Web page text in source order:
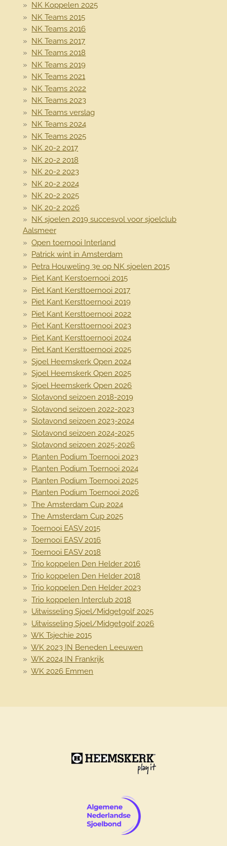
NK Koppelen 2025
NK Teams 2015
NK Teams 2016
NK Teams 2017
NK Teams 2018
NK Teams 2019
NK Teams 2021
NK Teams 2022
NK Teams 2023
NK Teams verslag
NK Teams 2024
NK Teams 2025
NK 20-2 2017
NK 20-2 2018
NK 20-2 2023
NK 20-2 2024
NK 20-2 2025
NK 20-2 2026
NK sjoelen 2019 succesvol voor sjoelclub
Aalsmeer
Open toernooi Interland
Patrick wint in Amsterdam
Petra Houweling 3e op NK sjoelen 2015
Piet Kant Kerstoernooi 2015
Piet Kant Kersttoernooi 2017
Piet Kant Kersttoernooi 2019
Piet Kant Kersttoernooi 2022
Piet Kant Kersttoernooi 2023
Piet Kant Kersttoernooi 2024
Piet Kant Kersttoernooi 2025
Sjoel Heemskerk Open 2024
Sjoel Heemskerk Open 2025
Sjoel Heemskerk Open 2026
Slotavond seizoen 2018-2019
Slotavond seizoen 2022-2023
Slotavond seizoen 2023-2024
Slotavond seizoen 2024-2025
Slotavond seizoen 2025-2026
Planten Podium Toernooi 2023
Planten Podium Toernooi 2024
Planten Podium Toernooi 2025
Planten Podium Toernooi 2026
The Amsterdam Cup 2024
The Amsterdam Cup 2025
Toernooi EASV 2015
Toernooi EASV 2016
Toernooi EASV 2018
Trio koppelen Den Helder 2016
Trio koppelen Den Helder 2018
Trio koppelen Den Helder 2023
Trio koppelen Interclub 2018
Uitwisseling Sjoel/Midgetgolf 2025
Uitwisseling Sjoel/Midgetgolf 2026
WK Tsjechie 2015
WK 2023 IN Beneden Leeuwen
WK 2024 IN Frankrijk
WK 2026 Emmen